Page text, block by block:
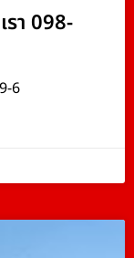
รา 098-
6